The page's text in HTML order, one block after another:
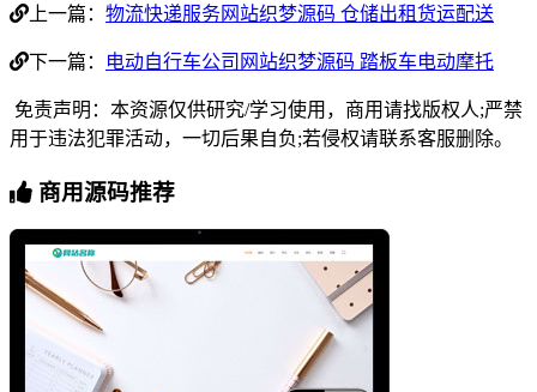
上一篇： 物流快递服务网站织梦源码 仓储出租货运配送
下一篇： 电动自行车公司网站织梦源码 踏板车电动摩托
免责声明：本资源仅供研究/学习使用，商用请找版权人;严禁
用于违法犯罪活动，一切后果自负;若侵权请联系客服删除。
商用源码推荐